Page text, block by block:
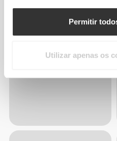
Permitir
Utilizar apenas os